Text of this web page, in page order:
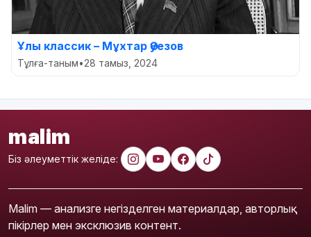
Ұлы классик – Мұхтар Әуезов
Тұлға-таным•28 тамыз, 2024
malim
Біз әлеуметтік желіде:
Malim — анализге негізделген материалдар, авторлық
пікірлер мен эксклюзив контент.